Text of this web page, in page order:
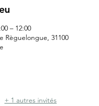
– 12:00
Règuelongue, 31100
+ 1 autres invités